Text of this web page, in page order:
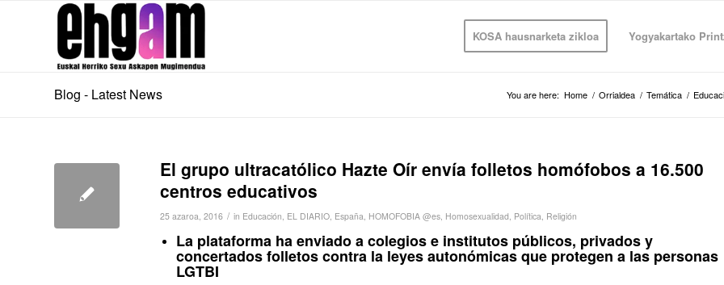
KOSA hausnarketa zikloa Yogyakartako
Blog - Latest News You are here: Home / Orrialdea / Temática /
El grupo ultracatólico Hazte Oír envía folletos homófobos a 16.500
centros educativos
25 azaroa, 2016 / in Educación, EL DIARIO, España, HOMOFOBIA @es, Homosexualidad, Política, Religión
La plataforma ha enviado a colegios e institutos públicos, privados y
concertados folletos contra la leyes autonómicas que protegen a las personas
LGTBI